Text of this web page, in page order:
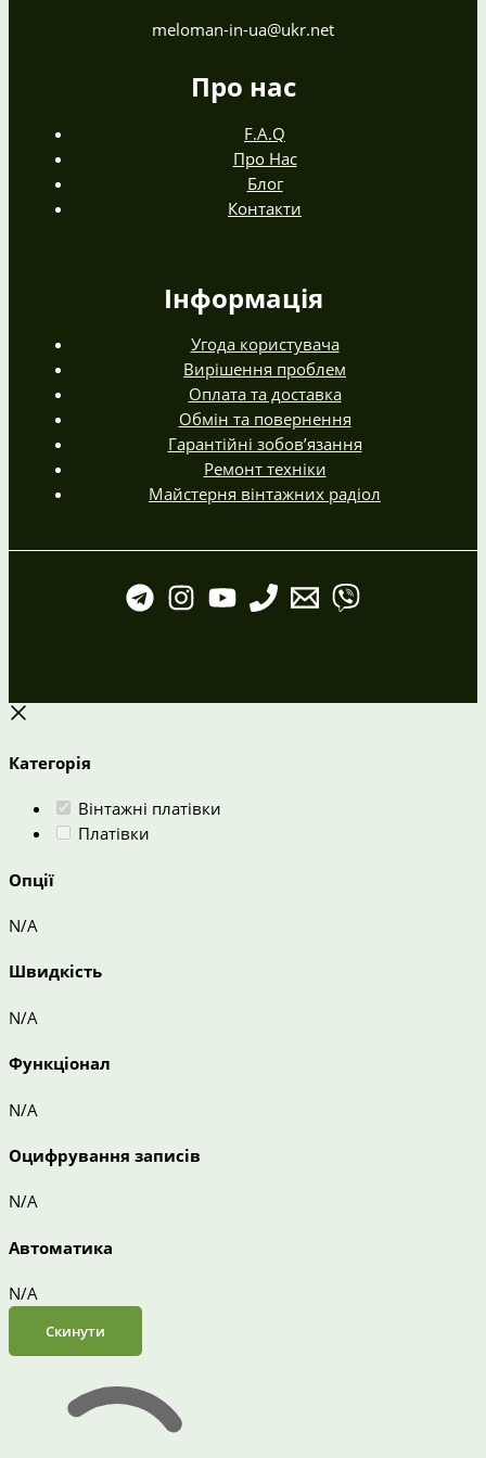
meloman-in-ua@ukr.net
Про нас
F.A.Q
Про Нас
Блог
Контакти
Інформація
Угода користувача
Вирішення проблем
Оплата та доставка
Обмін та повернення
Гарантійні зобов’язання
Ремонт техніки
Майстерня вінтажних радіол
Категорія
Вінтажні платівки
Платівки
Опції
N/A
Швидкість
N/A
Функціонал
N/A
Оцифрування записів
N/A
Автоматика
N/A
Скинути